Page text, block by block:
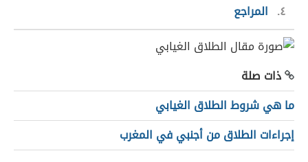
٤
المراجع
ذات صلة
ما هي شروط الطلاق الغيابي
إجراءات الطلاق من أجنبي في المغرب